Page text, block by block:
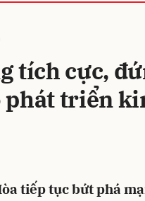
tích cực,
phát triển
tiếp tục bứt phá